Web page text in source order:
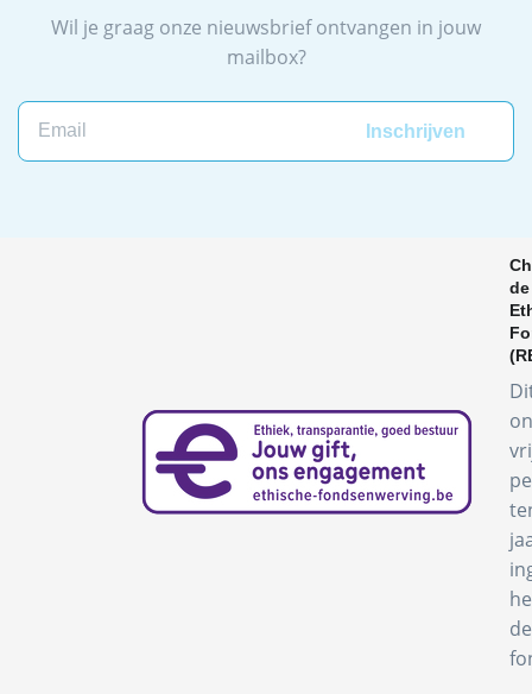
Wil je graag onze nieuwsbrief ontvangen in jouw
mailbox?
Email